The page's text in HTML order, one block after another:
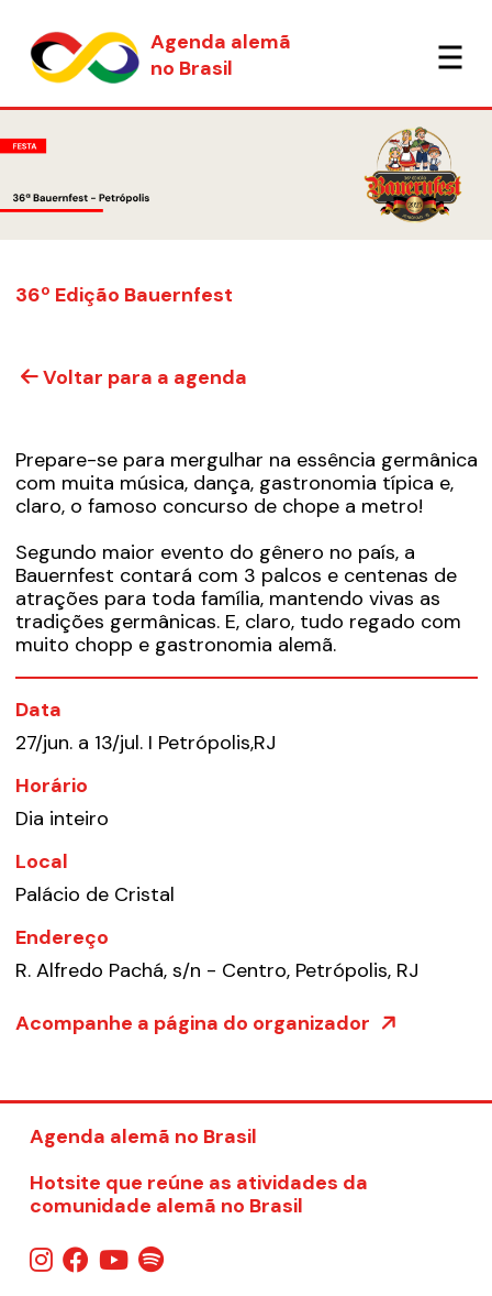
Agenda alemã
no Brasil
36º Edição Bauernfest
Voltar para a agenda
Prepare-se para mergulhar na essência germânica
com muita música, dança, gastronomia típica e,
claro, o famoso concurso de chope a metro!
Segundo maior evento do gênero no país, a
Bauernfest contará com 3 palcos e centenas de
atrações para toda família, mantendo vivas as
tradições germânicas. E, claro, tudo regado com
muito chopp e gastronomia alemã.
Data
27/jun. a 13/jul. I Petrópolis,RJ
Horário
Dia inteiro
Local
Palácio de Cristal
Endereço
R. Alfredo Pachá, s/n - Centro, Petrópolis, RJ
Acompanhe a página do organizador
Agenda alemã no Brasil
Hotsite que reúne as atividades da
comunidade alemã no Brasil